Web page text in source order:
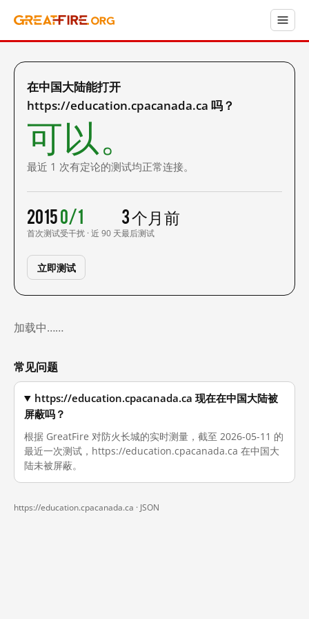
在中国大陆能打开
https://education.cpacanada.ca 吗？
可以。
最近 1 次有定论的测试均正常连接。
2015
首次测试
0/1
受干扰 · 近 90 天
3 个月前
最后测试
立即测试
加载中……
常见问题
https://education.cpacanada.ca 现在在中国大陆被
屏蔽吗？
根据 GreatFire 对防火长城的实时测量，截至 2026-05-11 的
最近一次测试，https://education.cpacanada.ca 在中国大
陆未被屏蔽。
https://education.cpacanada.ca · JSON